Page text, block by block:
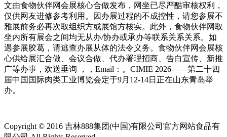
文由食物伙伴网会展核心合做发布，网坐已尽严酷审核权利，
仅供网友进修参考利用。因办展过程的不成控性，请您参展不
雅展前务必再次取组织方或展馆方核实。此外，食物伙伴网取
坐内所有展会之间均无从办/协办或承办等联系关系关系。如
遇参展胶葛，请逃查办展从体的法令义务。食物伙伴网会展核
心供给展汇合做、会议合做、代办署理招商、告白宣传、新推
广等办事，欢送垂询 ，，Email：。CIMIE 2026——第二十四
届中国国际肉类工业博览会定于9月12-14日正在山东青岛举
办。
Copyright © 2016 吉林888集团(中国)有限公司官方网站食品有